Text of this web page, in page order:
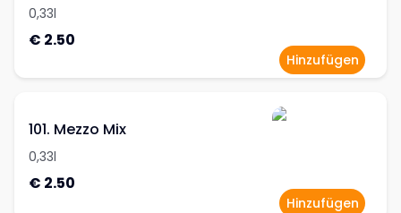
0,33l
€ 2.50
Hinzufügen
101. Mezzo Mix
0,33l
€ 2.50
Hinzufügen